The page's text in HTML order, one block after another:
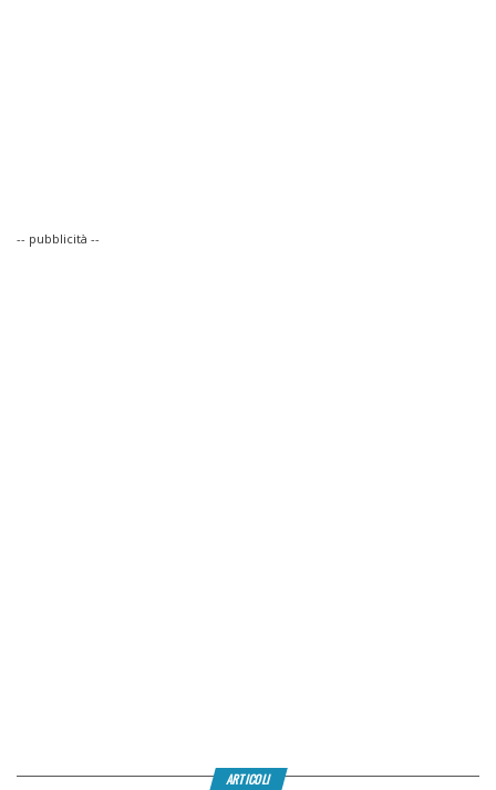
-- pubblicità --
ARTICOLI